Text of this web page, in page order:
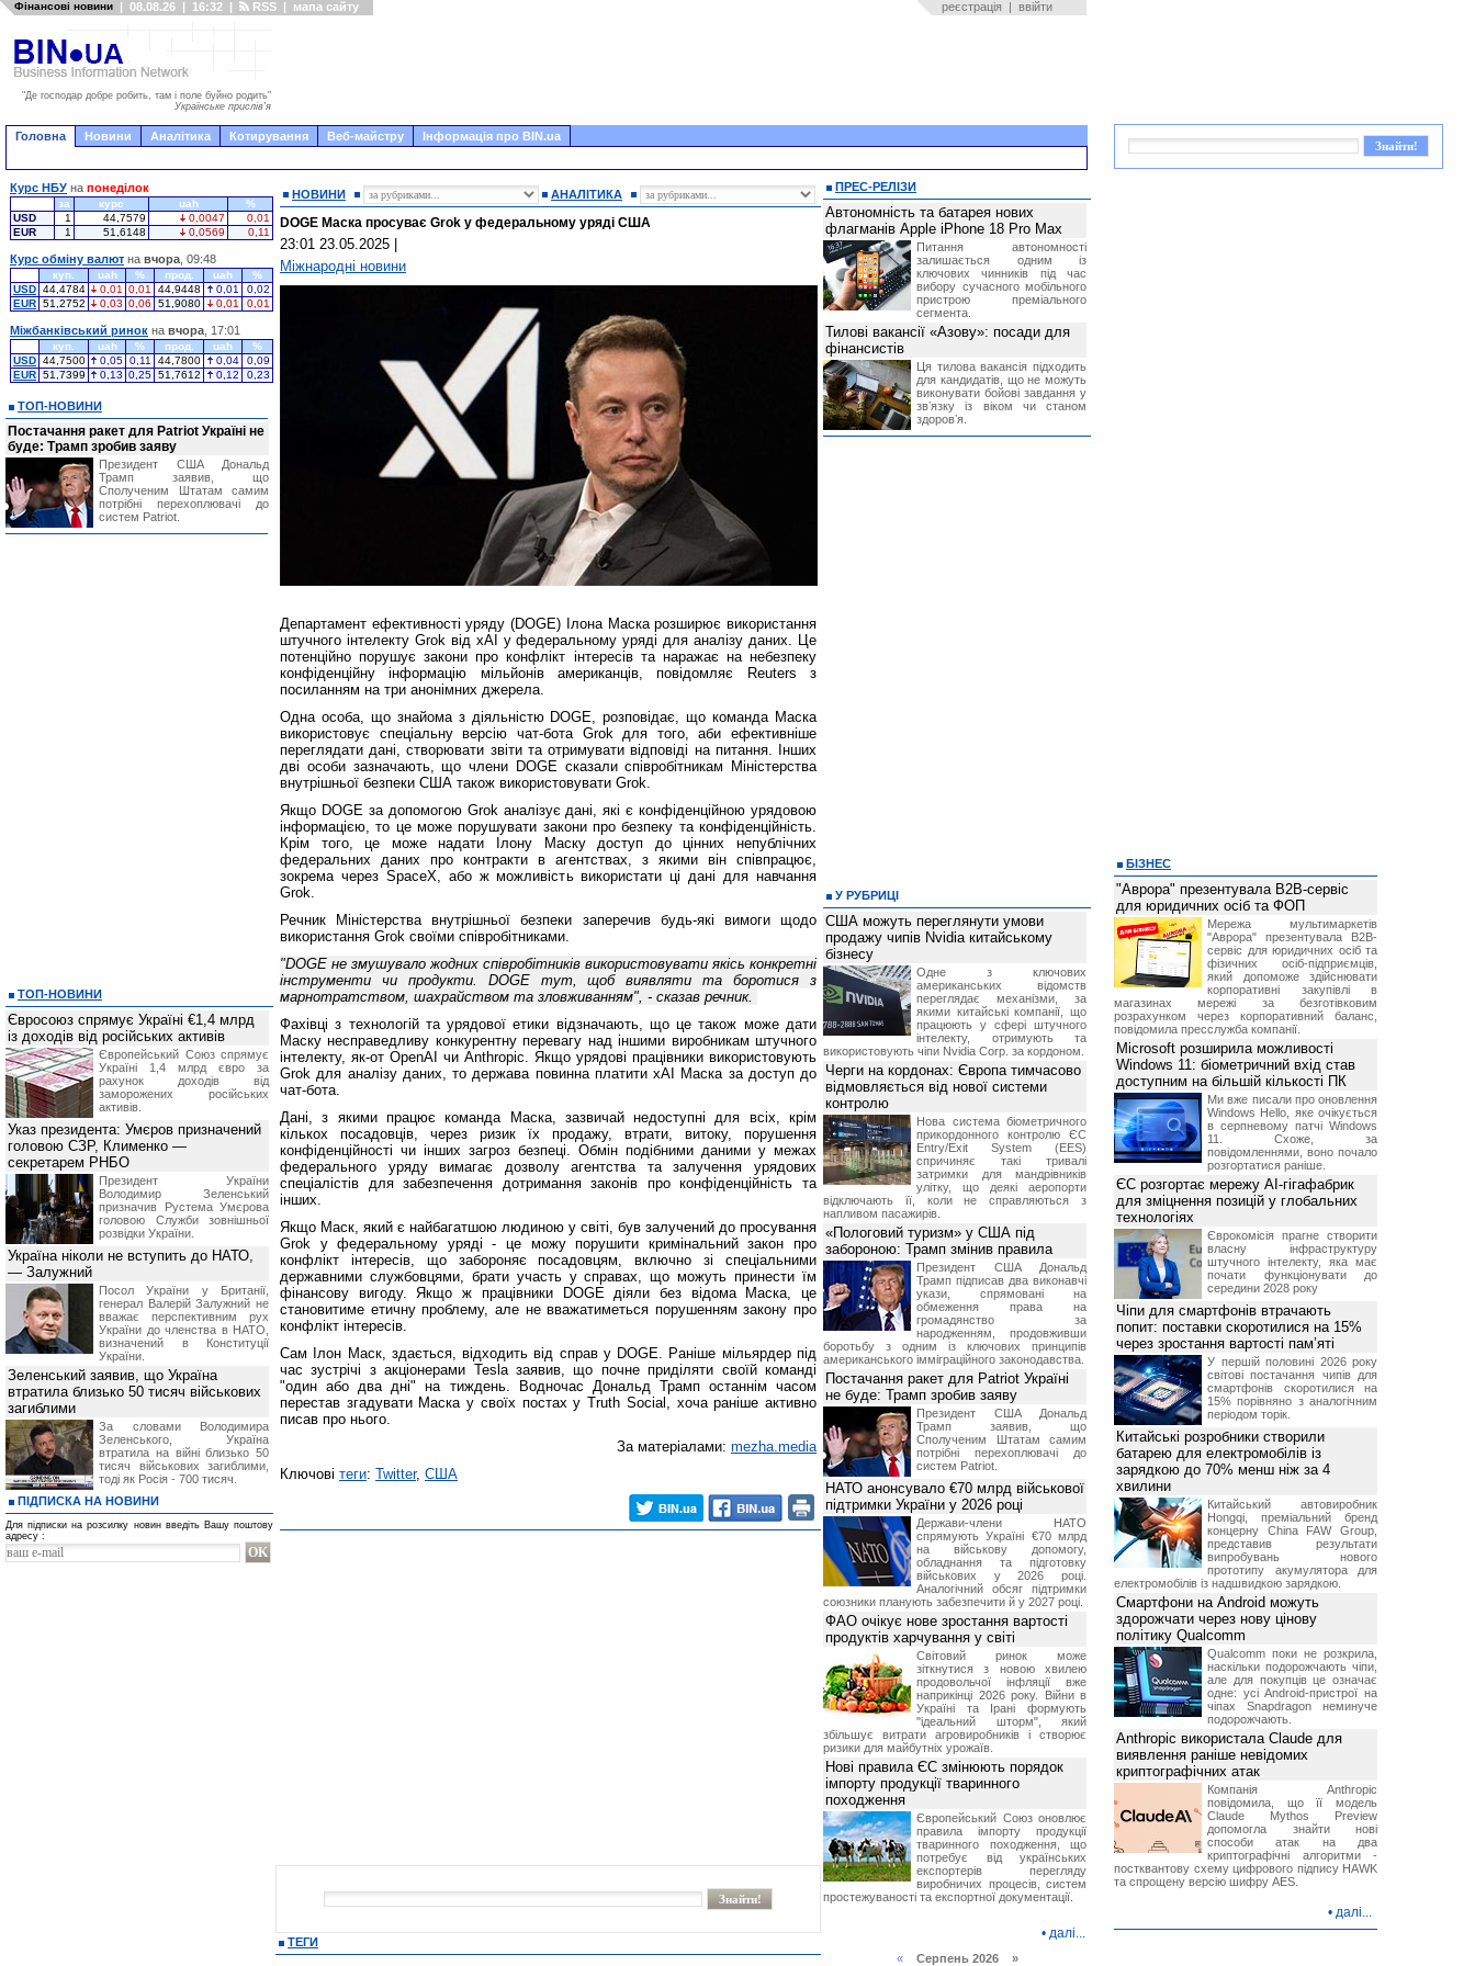
Фінансові новини | 08.08.26 | 16:32 | RSS | мапа сайту реєстрація | ввійти
"Де господар добре робить, там і поле буйно родить"
Українське прислів'я
Головна Новини Аналітика Котирування Веб-майстру Інформація про BIN.ua
НОВИНИ АНАЛІТИКА
DOGE Маска просуває Grok у федеральному уряді США
23:01 23.05.2025
Міжнародні новини
Департамент ефективності уряду (DOGE) Ілона Маска розширює використання
штучного інтелекту Grok від xAI у федеральному уряді для аналізу даних. Це
потенційно порушує закони про конфлікт інтересів та наражає на небезпеку
конфіденційну інформацію мільйонів американців, повідомляє Reuters з
посиланням на три анонімних джерела.
Одна особа, що знайома з діяльністю DOGE, розповідає, що команда Маска
використовує спеціальну версію чат-бота Grok для того, аби ефективніше
переглядати дані, створювати звіти та отримувати відповіді на питання. Інших
дві особи зазначають, що члени DOGE сказали співробітникам Міністерства
внутрішньої безпеки США також використовувати Grok.
Якщо DOGE за допомогою Grok аналізує дані, які є конфіденційною урядовою
інформацією, то це може порушувати закони про безпеку та конфіденційність.
Крім того, це може надати Ілону Маску доступ до цінних непублічних
федеральних даних про контракти в агентствах, з якими він співпрацює,
зокрема через SpaceX, або ж можливість використати ці дані для навчання
Grok.
Речник Міністерства внутрішньої безпеки заперечив будь-які вимоги щодо
використання Grok своїми співробітниками.
"DOGE не змушувало жодних співробітників використовувати якісь конкретні
інструменти чи продукти. DOGE тут, щоб виявляти та боротися з
марнотратством, шахрайством та зловживанням", - сказав речник.
Фахівці з технологій та урядової етики відзначають, що це також може дати
Маску несправедливу конкурентну перевагу над іншими виробникам штучного
інтелекту, як-от OpenAI чи Anthropic. Якщо урядові працівники використовують
Grok для аналізу даних, то держава повинна платити xAI Маска за доступ до
чат-бота.
Дані, з якими працює команда Маска, зазвичай недоступні для всіх, крім
кількох посадовців, через ризик їх продажу, втрати, витоку, порушення
конфіденційності чи інших загроз безпеці. Обмін подібними даними у межах
федерального уряду вимагає дозволу агентства та залучення урядових
спеціалістів для забезпечення дотримання законів про конфіденційність та
інших.
Якщо Маск, який є найбагатшою людиною у світі, був залучений до просування
Grok у федеральному уряді - це можу порушити кримінальний закон про
конфлікт інтересів, що забороняє посадовцям, включно зі спеціальними
державними службовцями, брати участь у справах, що можуть принести їм
фінансову вигоду. Якщо ж працівники DOGE діяли без відома Маска, це
становитиме етичну проблему, але не вважатиметься порушенням закону про
конфлікт інтересів.
Сам Ілон Маск, здається, відходить від справ у DOGE. Раніше мільярдер під
час зустрічі з акціонерами Tesla заявив, що почне приділяти своїй команді
"один або два дні" на тиждень. Водночас Дональд Трамп останнім часом
перестав згадувати Маска у своїх постах у Truth Social, хоча раніше активно
писав про нього.
За матеріалами: mezha.media
Ключові теги: Twitter, США
ТЕГИ
Курс НБУ на понеділок
за курс uah
%
USD
1 44,7579 0,0047
0,01
EUR
1 51,6148 0,0569 0,11
Курс обміну валют на вчора , 09:48
куп. uah % прод. uah
%
USD 44,4784 0,01 0,01 44,9448 0,01
0,02
EUR 51,2752 0,03 0,06 51,9080 0,01 0,01
Міжбанківський ринок на вчора , 17:01
куп. uah % прод. uah
%
USD 44,7500 0,05 0,11 44,7800 0,04
0,09
EUR 51,7399 0,13 0,25 51,7612 0,12 0,23
ТОП-НОВИНИ
Постачання ракет для Patriot Україні не
буде: Трамп зробив заяву
Президент США Дональд
Трамп заявив, що
Сполученим Штатам самим
потрібні перехоплювачі до
систем Patriot.
ТОП-НОВИНИ
Євросоюз спрямує Україні €1,4 млрд
із доходів від російських активів
Європейський Союз спрямує
Україні 1,4 млрд євро за
рахунок доходів від
заморожених російських
активів.
Указ президента: Умєров призначений
головою СЗР, Клименко —
секретарем РНБО
Президент України
Володимир Зеленський
призначив Pустема Умєрова
головою Служби зовнішньої
розвідки України.
Україна ніколи не вступить до НАТО,
— Залужний
Посол України у Британії,
генерал Валерій Залужний не
вважає перспективним рух
України до членства в НАТО,
визначений в Конституції
України.
Зеленський заявив, що Україна
втратила близько 50 тисяч військових
загиблими
За словами Володимира
Зеленського, Україна
втратила на війні близько 50
тисяч військових загиблими,
тоді як Росія - 700 тисяч.
ПІДПИСКА НА НОВИНИ
Для підписки на розсилку новин введіть Вашу поштову
адресу :
ПРЕС-РЕЛІЗИ
Автономність та батарея нових
флагманів Apple iPhone 18 Pro Max
Питання автономності
залишається одним із
ключових чинників під час
вибору сучасного мобільного
пристрою преміального
сегмента.
Тилові вакансії «Азову»: посади для
фінансистів
Ця тилова вакансія підходить
для кандидатів, що не можуть
виконувати бойові завдання у
звʼязку із віком чи станом
здоровʼя.
У РУБРИЦІ
США можуть переглянути умови
продажу чипів Nvidia китайському
бізнесу
Одне з ключових
американських відомств
переглядає механізми, за
якими китайські компанії, що
працюють у сфері штучного
інтелекту, отримують та
використовують чіпи Nvidia Corp. за кордоном.
Черги на кордонах: Європа тимчасово
відмовляється від нової системи
контролю
Нова система біометричного
прикордонного контролю ЄС
Entry/Exit System (EES)
спричиняє такі тривалі
затримки для мандрівників
улітку, що деякі аеропорти
відключають її, коли не справляються з
напливом пасажирів.
«Пологовий туризм» у США під
забороною: Трамп змінив правила
Президент США Дональд
Трамп підписав два виконавчі
укази, спрямовані на
обмеження права на
громадянство за
народженням, продовживши
боротьбу з одним із ключових принципів
американського імміграційного законодавства.
Постачання ракет для Patriot Україні
не буде: Трамп зробив заяву
Президент США Дональд
Трамп заявив, що
Сполученим Штатам самим
потрібні перехоплювачі до
систем Patriot.
НАТО анонсувало €70 млрд військової
підтримки України у 2026 році
Держави-члени НАТО
спрямують Україні €70 млрд
на військову допомогу,
обладнання та підготовку
військових у 2026 році.
Аналогічний обсяг підтримки
союзники планують забезпечити й у 2027 році.
ФАО очікує нове зростання вартості
продуктів харчування у світі
Світовий ринок може
зіткнутися з новою хвилею
продовольчої інфляції вже
наприкінці 2026 року. Війни в
Україні та Ірані формують
"ідеальний шторм", який
збільшує витрати агровиробників і створює
ризики для майбутніх урожаїв.
Нові правила ЄС змінюють порядок
імпорту продукції тваринного
походження
Європейський Союз оновлює
правила імпорту продукції
тваринного походження, що
потребує від українських
експортерів перегляду
виробничих процесів, систем
простежуваності та експортної документації.
• далі...
«Серпень 2026 »
БІЗНЕС
"Аврора" презентувала B2B-сервіс
для юридичних осіб та ФОП
Мережа мультимаркетів
"Аврора" презентувала B2B-
сервіс для юридичних осіб та
фізичних осіб-підприємців,
який допоможе здійснювати
корпоративні закупівлі в
магазинах мережі за безготівковим
розрахунком через корпоративний баланс,
повідомила пресслужба компанії.
Microsoft розширила можливості
Windows 11: біометричний вхід став
доступним на більшій кількості ПК
Ми вже писали про оновлення
Windows Hello, яке очікується
в серпневому патчі Windows
11. Схоже, за
повідомленнями, воно почало
розгортатися раніше.
ЄС розгортає мережу AI-гігафабрик
для зміцнення позицій у глобальних
технологіях
Єврокомісія прагне створити
власну інфраструктуру
штучного інтелекту, яка має
почати функціонувати до
середини 2028 року
Чіпи для смартфонів втрачають
попит: поставки скоротилися на 15%
через зростання вартості пам’яті
У першій половині 2026 року
світові постачання чипів для
смартфонів скоротилися на
15% порівняно з аналогічним
періодом торік.
Китайські розробники створили
батарею для електромобілів із
зарядкою до 70% менш ніж за 4
хвилини
Китайський автовиробник
Hongqi, преміальний бренд
концерну China FAW Group,
представив результати
випробувань нового
прототипу акумулятора для
електромобілів із надшвидкою зарядкою.
Смартфони на Android можуть
здорожчати через нову цінову
політику Qualcomm
Qualcomm поки не розкрила,
наскільки подорожчають чіпи,
але для покупців це означає
одне: усі Android-пристрої на
чіпах Snapdragon неминуче
подорожчають.
Anthropic використала Claude для
виявлення раніше невідомих
криптографічних атак
Компанія Anthropic
повідомила, що її модель
Claude Mythos Preview
допомогла знайти нові
способи атак на два
криптографічні алгоритми -
постквантову схему цифрового підпису HAWK
та спрощену версію шифру AES.
• далі...